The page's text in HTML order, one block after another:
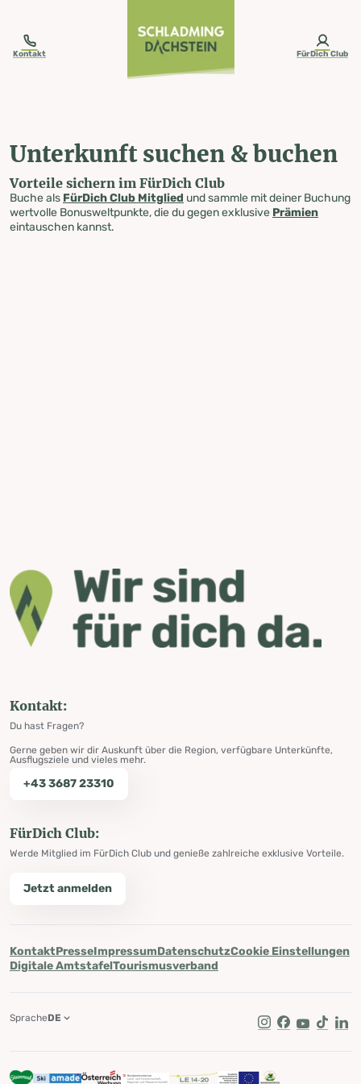
Kontakt FürDich Club
Unterkunft suchen & buchen
Vorteile sichern im FürDich Club
Buche als FürDich Club Mitglied und sammle mit deiner Buchung
wertvolle Bonusweltpunkte, die du gegen exklusive Prämien
eintauschen kannst.
Kontakt:
Du hast Fragen?
Gerne geben wir dir Auskunft über die Region, verfügbare Unterkünfte,
Ausflugsziele und vieles mehr.
+43 3687 23310
FürDich Club:
Werde Mitglied im FürDich Club und genieße zahlreiche exklusive Vorteile.
Jetzt anmelden
KontaktPresseImpressumDatenschutzCookie Einstellungen
Digitale AmtstafelTourismusverband
Instagram
Facebook
Youtube
Tik Tok
SpracheDE